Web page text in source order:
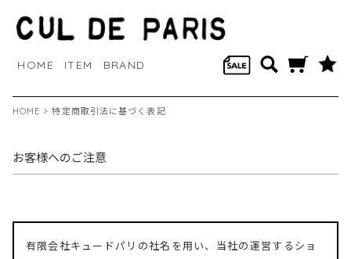
HOME ITEM BRAND
HOME >特定商取引法に基づく表記
お客様へのご注意
有限会社キュードパリの社名を用い、当社の運営するショ